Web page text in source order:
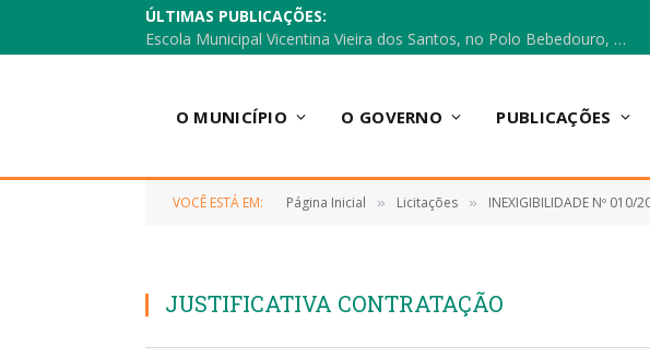
ÚLTIMAS PUBLICAÇÕES:
Escola Municipal Vicentina Vieira dos Santos, no Polo Bebedouro, recebeu materiais para a implantação do Cantinho da Leitura e da Sala Multidisciplinar.
O MUNICÍPIO O GOVERNO PUBLICAÇÕES
VOCÊ ESTÁ EM: Página Inicial » Licitações » INEXIGIBILIDADE Nº 010/2022
JUSTIFICATIVA CONTRATAÇÃO